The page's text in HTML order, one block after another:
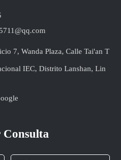
7, Wanda Plaza, Calle Tai'an T
IEC, Distrito Lanshan, Lin